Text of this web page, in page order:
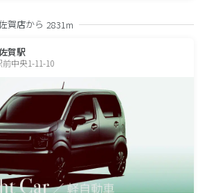
賀店から 2831m
賀駅
中央1-11-10